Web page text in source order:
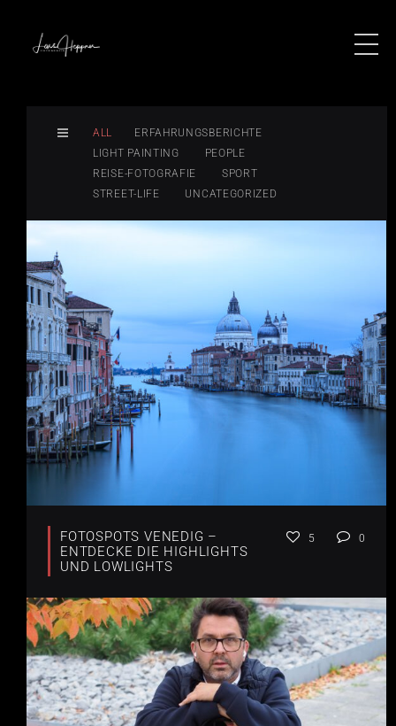
ALL
ERFAHRUNGSBERICHTE
LIGHT PAINTING
PEOPLE
REISE-FOTOGRAFIE
SPORT
STREET-LIFE
UNCATEGORIZED
FOTOSPOTS VENEDIG –
ENTDECKE DIE HIGHLIGHTS
UND LOWLIGHTS
5 0